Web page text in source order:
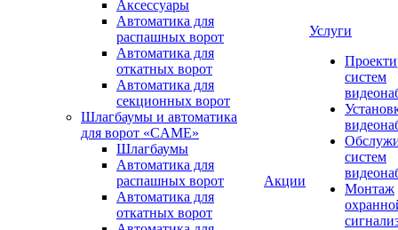
Аксессуары
Автоматика для
распашных ворот
Автоматика для
откатных ворот
Автоматика для
секционных ворот
Шлагбаумы и автоматика
для ворот «CAME»
Шлагбаумы
Автоматика для
распашных ворот
Автоматика для
откатных ворот
Акции
Услуги
систем
систем
Монтаж